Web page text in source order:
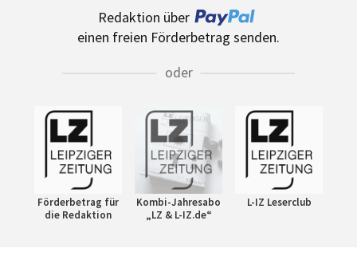
Redaktion über
einen freien Förderbetrag senden.
oder
Förderbetrag für
die Redaktion
Kombi-Jahresabo
„LZ & L-IZ.de“
L-IZ Leserclub